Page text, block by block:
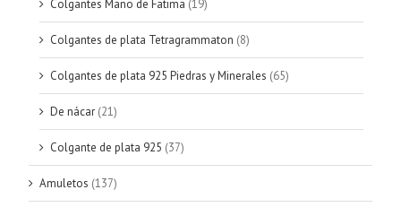
Colgantes Mano de Fatima (19)
Colgantes de plata Tetragrammaton (8)
Colgantes de plata 925 Piedras y Minerales (65)
De nácar (21)
Colgante de plata 925 (37)
Amuletos (137)